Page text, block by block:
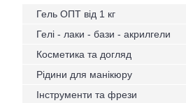
Гель ОПТ від 1 кг
Гелі - лаки - бази - акрилгели
Косметика та догляд
Рідини для манікюру
Інструменти та фрези